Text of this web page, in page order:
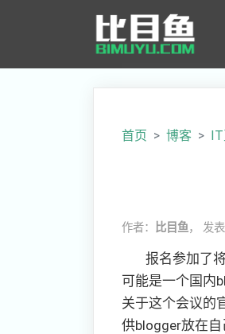
首页 博客
作者： 比目鱼， 发
报名参加了
可能是一个国内
关于这个会议的
供blogger放在